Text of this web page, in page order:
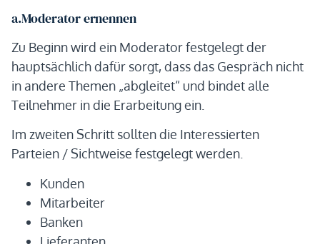
a.Moderator ernennen
Zu Beginn wird ein Moderator festgelegt der
hauptsächlich dafür sorgt, dass das Gespräch nicht
in andere Themen „abgleitet“ und bindet alle
Teilnehmer in die Erarbeitung ein.
Im zweiten Schritt sollten die Interessierten
Parteien / Sichtweise festgelegt werden.
Kunden
Mitarbeiter
Banken
Lieferanten